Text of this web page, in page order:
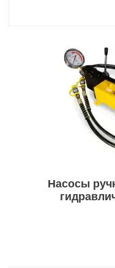
Насосы